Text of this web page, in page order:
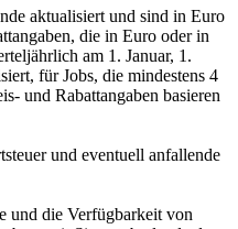
aktualisiert und sind in Euro
die in Euro oder in
am 1. Januar, 1.
für Jobs, die mindestens 4
und Rabattangaben basieren
und eventuell anfallende
und die Verfügbarkeit von